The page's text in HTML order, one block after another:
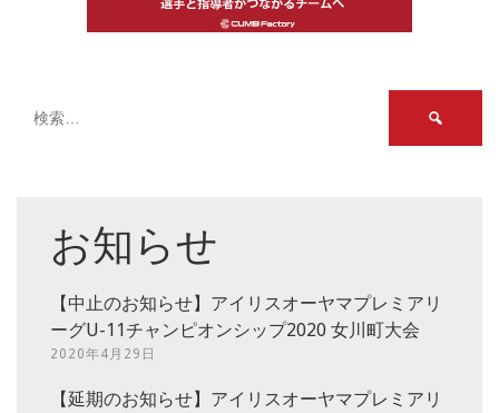
お知らせ
【中止のお知らせ】アイリスオーヤマプレミアリ
ーグU-11チャンピオンシップ2020 女川町大会
2020年4月29日
【延期のお知らせ】アイリスオーヤマプレミアリ